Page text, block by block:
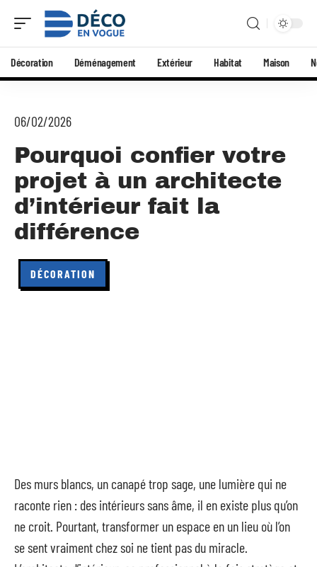
Décoration Déménagement Extérieur Habitat Maison
06/02/2026
Pourquoi confier votre
projet à un architecte
d’intérieur fait la
différence
DÉCORATION
Des murs blancs, un canapé trop sage, une lumière qui ne
raconte rien : des intérieurs sans âme, il en existe plus qu’on
ne croit. Pourtant, transformer un espace en un lieu où l’on
se sent vraiment chez soi ne tient pas du miracle.